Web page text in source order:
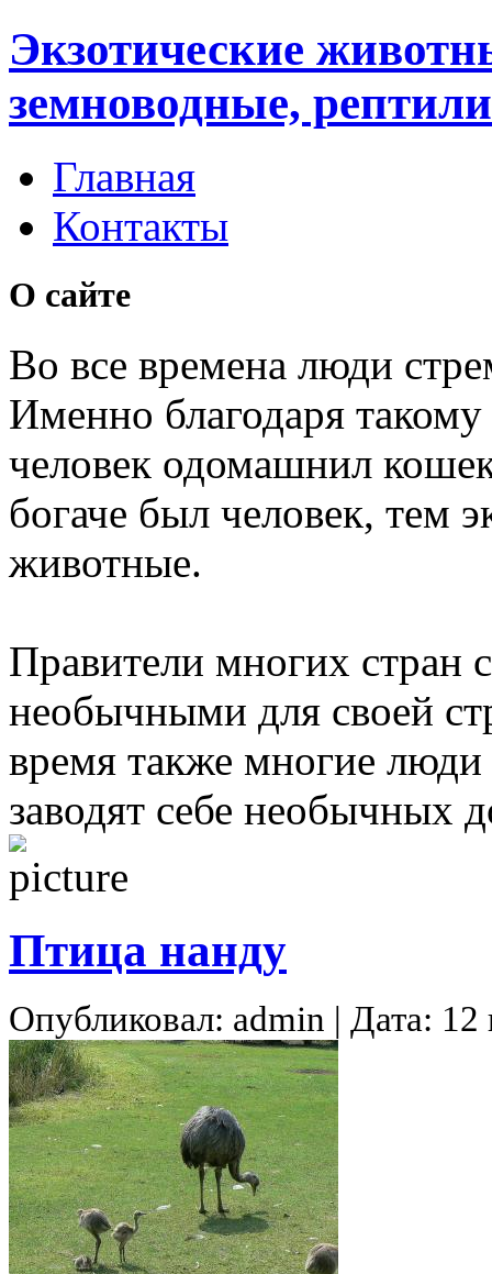
Экзотические
земноводные,
Главная
Контакты
О сайте
Во все времена люди
Именно благодаря
человек одомашнил
богаче был человек, тем
животные.
Правители многих стран
необычными для своей
время также многие люди
заводят себе
Птица нанду
Опубликовал: admin | Дата: